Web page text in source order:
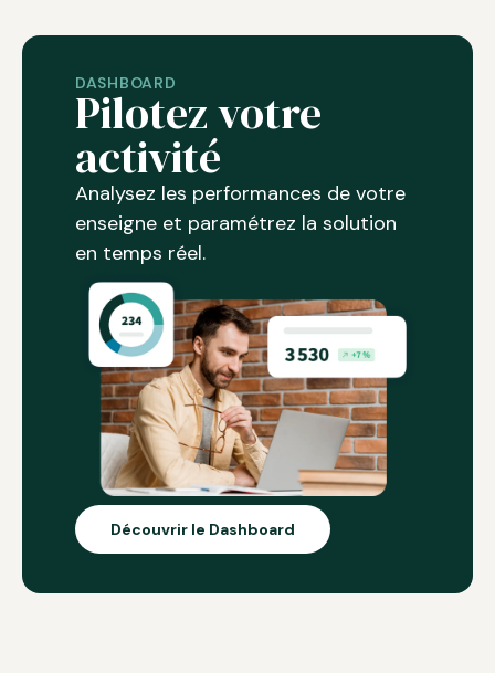
DASHBOARD
Pilotez votre
activité
Analysez les performances de votre
enseigne et paramétrez la solution
en temps réel.
Découvrir le Dashboard